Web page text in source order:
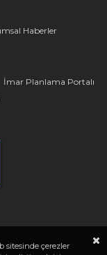
Haberler
İmar Planlama Portalı
sitesinde çerezler